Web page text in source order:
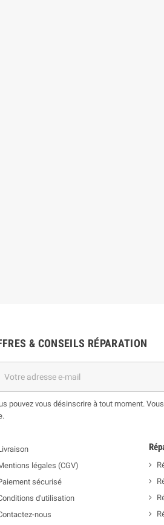
& CONSEILS RÉPARATION
pouvez vous désinscrire à tout moment.
légales (CGV)
sécurisé
d'utilisation
nous